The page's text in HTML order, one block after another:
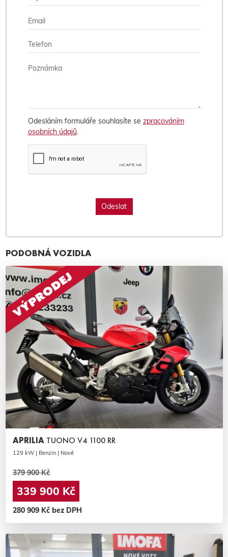
Odesláním formuláře souhlasíte se zpracováním
osobních údajů.
PODOBNÁ VOZIDLA
APRILIA TUONO V4 1100 RR
129 kW | Benzin | Nové
379 900 Kč
339 900 Kč
280 909 Kč bez DPH